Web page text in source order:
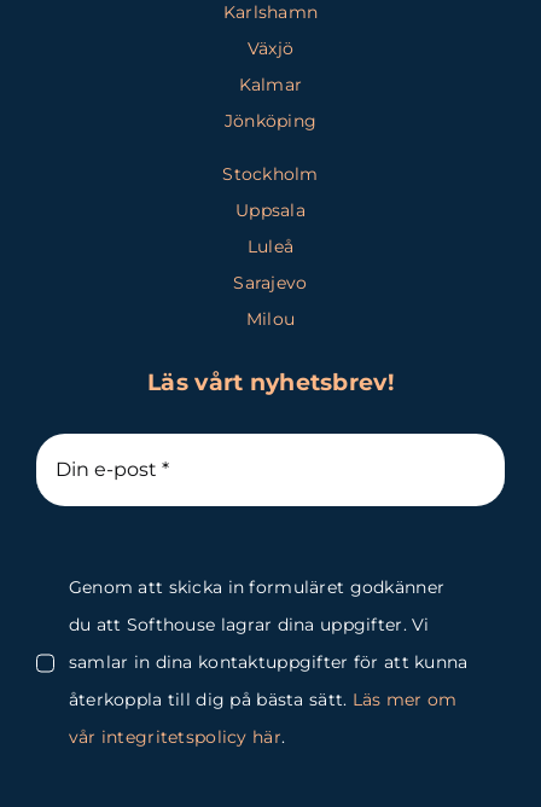
Karlshamn
Växjö
Kalmar
Jönköping
Stockholm
Uppsala
Luleå
Sarajevo
Milou
Läs vårt nyhetsbrev!
Genom att skicka in formuläret godkänner
du att Softhouse lagrar dina uppgifter. Vi
samlar in dina kontaktuppgifter för att kunna
återkoppla till dig på bästa sätt. Läs mer om
vår integritetspolicy här.